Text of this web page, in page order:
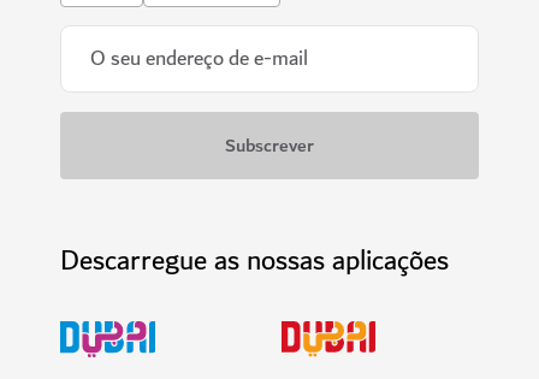
Descarregue as nossas aplicações